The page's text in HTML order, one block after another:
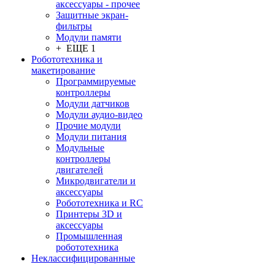
аксессуары - прочее
Защитные экран-
фильтры
Модули памяти
+ ЕЩЕ 1
Робототехника и
макетирование
Программируемые
контроллеры
Модули датчиков
Модули аудио-видео
Прочие модули
Модули питания
Модульные
контроллеры
двигателей
Микродвигатели и
аксессуары
Робототехника и RC
Принтеры 3D и
аксессуары
Промышленная
робототехника
Неклассифицированные